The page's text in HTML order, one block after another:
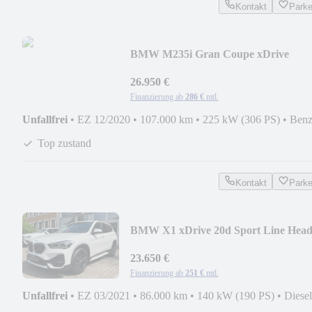
Kontakt
BMW M235i Gran Coupe xDrive
26.950 €
Finanzierung ab 286 € mtl.
Unfallfrei • EZ 12/2020 • 107.000 km • 225 kW (306 PS) •
Top zustand
Kontakt
BMW X1 xDrive 20d Sport Line
23.650 €
Finanzierung ab 251 € mtl.
Unfallfrei • EZ 03/2021 • 86.000 km • 140 kW (190 PS) • Diesel